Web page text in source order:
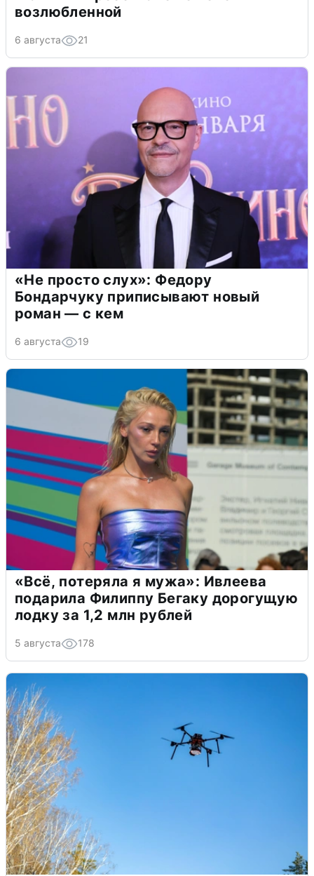
возлюбленной
6 августа 21
«Не просто слух»: Федору
Бондарчуку приписывают новый
роман — с кем
6 августа 19
«Всё, потеряла я мужа»: Ивлеева
подарила Филиппу Бегаку дорогущую
лодку за 1,2 млн рублей
5 августа 178